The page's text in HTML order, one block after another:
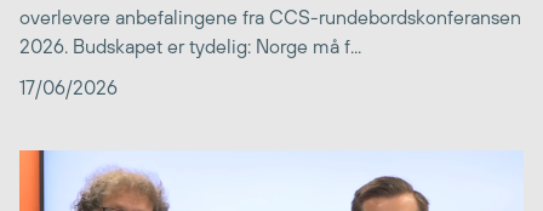
overlevere anbefalingene fra CCS-rundebordskonferansen
2026. Budskapet er tydelig: Norge må f...
17/06/2026